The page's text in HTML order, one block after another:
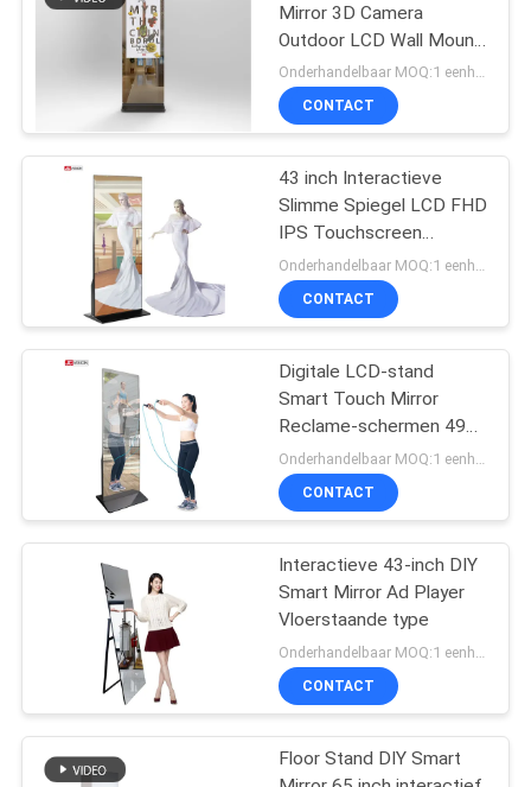
GEVALLEN
VRAAG
EEN
OFFERTE
SITEMAP
PRIVACYBELEID
Smart Interactief
Whiteboard
61
Interactieve
flatpanelweergave
49
Draagbare
Documentscanner
12
Mirror 3D Camera
Outdoor LCD Wall Mount
Gym
Onderhandelbaar MOQ:1 eenheid
CONTACT
43 inch Interactieve
Slimme Spiegel LCD FHD
IPS Touchscreen
Spiegel Display Voor
Detailhandel
Onderhandelbaar MOQ:1 eenheid
CONTACT
Digitale LCD-stand
Smart Touch Mirror
Reclame-schermen 49
55 65 inch
CONTACT
Interactieve 43-inch DIY
Smart Mirror Ad Player
Vloerstaande type
CONTACT
Floor Stand DIY Smart